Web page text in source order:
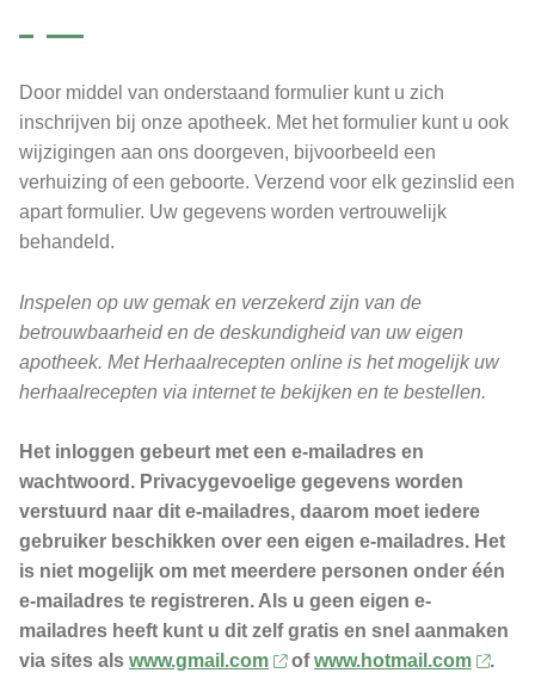
Door middel van onderstaand formulier kunt u zich
inschrijven bij onze apotheek. Met het formulier kunt u ook
wijzigingen aan ons doorgeven, bijvoorbeeld een
verhuizing of een geboorte. Verzend voor elk gezinslid een
apart formulier. Uw gegevens worden vertrouwelijk
behandeld.
Inspelen op uw gemak en verzekerd zijn van de
betrouwbaarheid en de deskundigheid van uw eigen
apotheek. Met Herhaalrecepten online is het mogelijk uw
herhaalrecepten via internet te bekijken en te bestellen.
Het inloggen gebeurt met een e-mailadres en
wachtwoord. Privacygevoelige gegevens worden
verstuurd naar dit e-mailadres, daarom moet iedere
gebruiker beschikken over een eigen e-mailadres. Het
is niet mogelijk om met meerdere personen onder één
e-mailadres te registreren. Als u geen eigen e-
mailadres heeft kunt u dit zelf gratis en snel aanmaken
via sites als www.gmail.com ofwww.hotmail.com .